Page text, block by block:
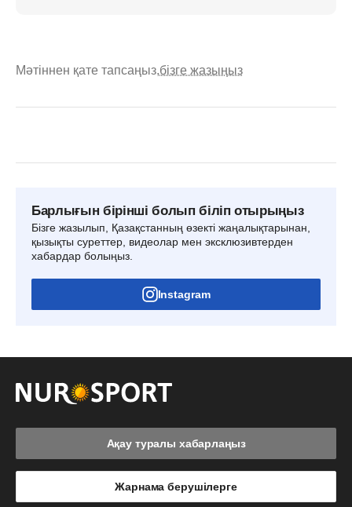
Мәтіннен қате тапсаңыз,бізге жазыңыз
Барлығын бірінші болып біліп отырыңыз
Бізге жазылып, Қазақстанның өзекті жаңалықтарынан,
қызықты суреттер, видеолар мен эксклюзивтерден
хабардар болыңыз.
Instagram
Ақау туралы хабарлаңыз
Жарнама берушілерге